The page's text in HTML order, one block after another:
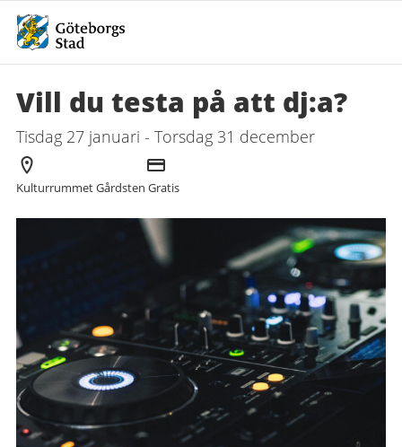
Vill du testa på att dj:a?
Tisdag 27 januari - Torsdag 31 december
Arrangör
Kulturrummet Gårdsten
Kostnad
Gratis